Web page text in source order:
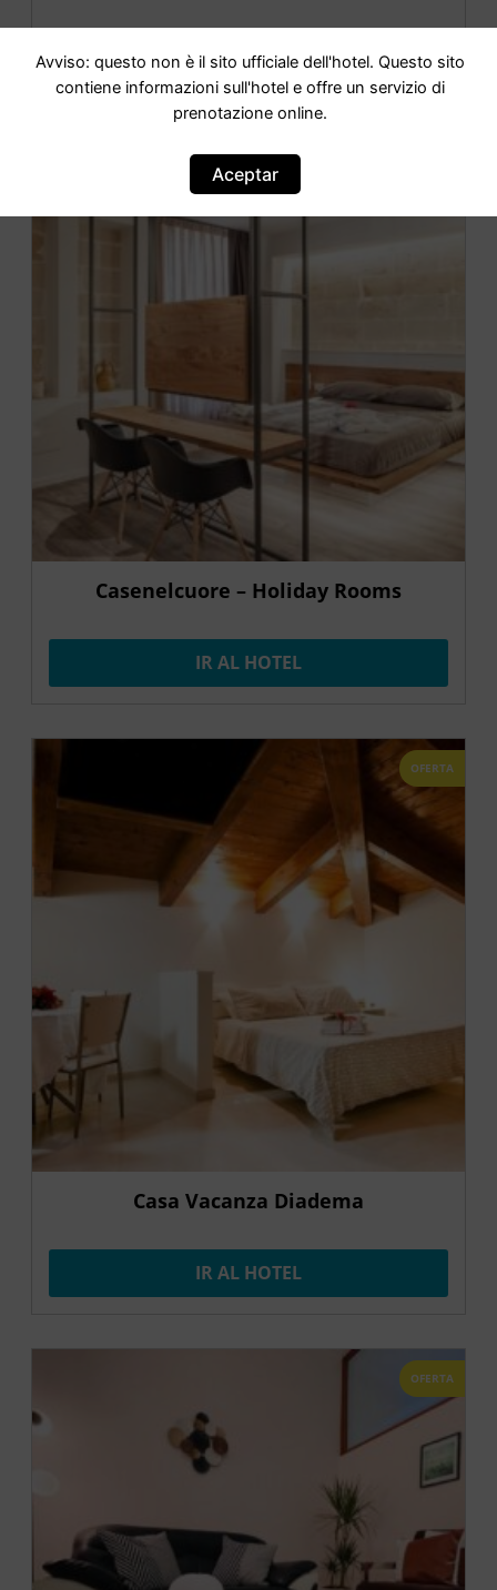
IR AL HOTEL
Casenelcuore – Holiday Rooms
IR AL HOTEL
OFERTA
Casa Vacanza Diadema
IR AL HOTEL
OFERTA
Avviso: questo non è il sito ufficiale dell'hotel. Questo sito
contiene informazioni sull'hotel e offre un servizio di
prenotazione online.
Aceptar